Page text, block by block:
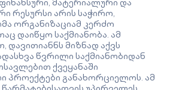
რესურსი არის საჭირო,
ორგანიზაციამ კერძო
დაიწყო საქმიანობა. ამ
დავითიანნს მიზნად აქვს
წვრილი საქმიანობიდან
ქვეყანაში
პროექტები განახორციელოს. ამ